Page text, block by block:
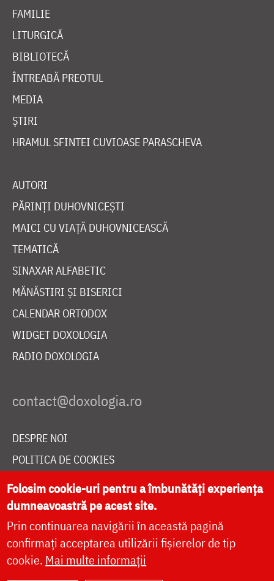
FAMILIE
LITURGICĂ
BIBLIOTECĂ
ÎNTREABĂ PREOTUL
MEDIA
ȘTIRI
HRAMUL SFINTEI CUVIOASE PARASCHEVA
AUTORI
PĂRINȚI DUHOVNICEȘTI
MAICI CU VIAȚĂ DUHOVNICEASCĂ
TEMATICĂ
SINAXAR ALFABETIC
MĂNĂSTIRI ȘI BISERICI
CALENDAR ORTODOX
WIDGET DOXOLOGIA
RADIO DOXOLOGIA
DESPRE NOI
POLITICA DE COOKIES
DONEAZĂ ONLINE PENTRU CATEDRALA NAȚIONALĂ
LIVE
Folosim cookie-uri pentru a îmbunătăți experiența
dumneavoastră pe acest site.
Prin continuarea navigării în această pagină
confirmați acceptarea utilizării fișierelor de tip
cookie. Mai multe informații